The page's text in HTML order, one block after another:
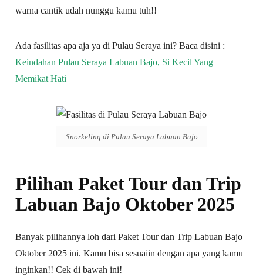
warna cantik udah nunggu kamu tuh!!
Ada fasilitas apa aja ya di Pulau Seraya ini? Baca disini :
Keindahan Pulau Seraya Labuan Bajo, Si Kecil Yang
Memikat Hati
Snorkeling di Pulau Seraya Labuan Bajo
Pilihan Paket Tour dan Trip
Labuan Bajo Oktober 2025
Banyak pilihannya loh dari Paket Tour dan Trip Labuan Bajo
Oktober 2025 ini. Kamu bisa sesuaiin dengan apa yang kamu
inginkan!! Cek di bawah ini!